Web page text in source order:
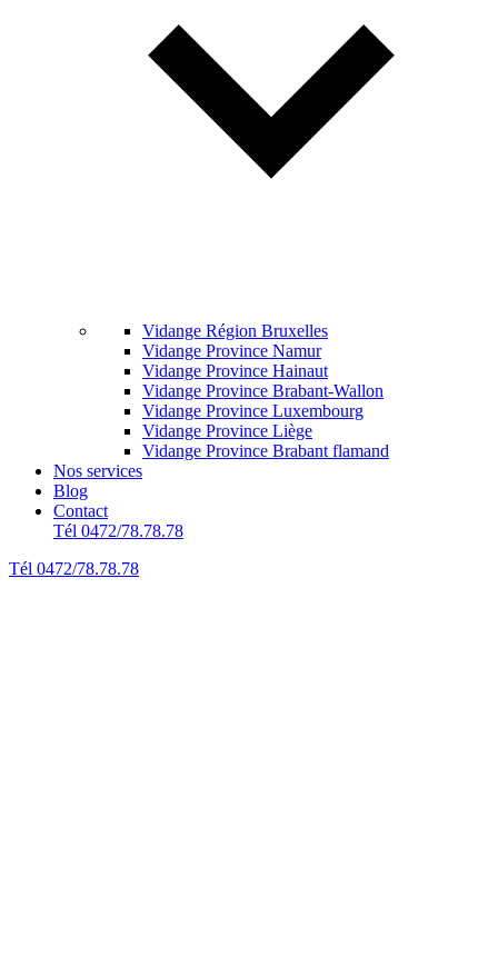
Vidange Région Bruxelles
Vidange Province Namur
Vidange Province Hainaut
Vidange Province Brabant-Wallon
Vidange Province Luxembourg
Vidange Province Liège
Vidange Province Brabant flamand
Nos services
Blog
Contact
Tél 0472/78.78.78
Tél 0472/78.78.78